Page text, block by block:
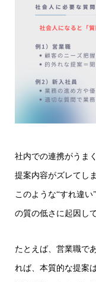
社内での連携がうま
提案内容がズレてし
このような“すれ違
の質の低さに起因し
たとえば、営業職で
れば、本質的な提案